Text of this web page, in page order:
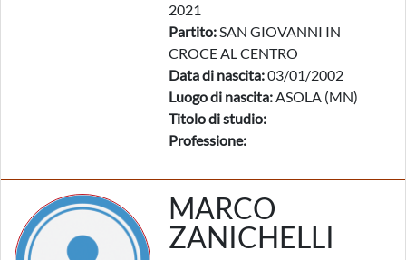
2021
Partito:SAN GIOVANNI IN
CROCE AL CENTRO
Data di nascita:03/01/2002
Luogo di nascita:ASOLA (MN)
Titolo di studio:
Professione:
MARCO
ZANICHELLI